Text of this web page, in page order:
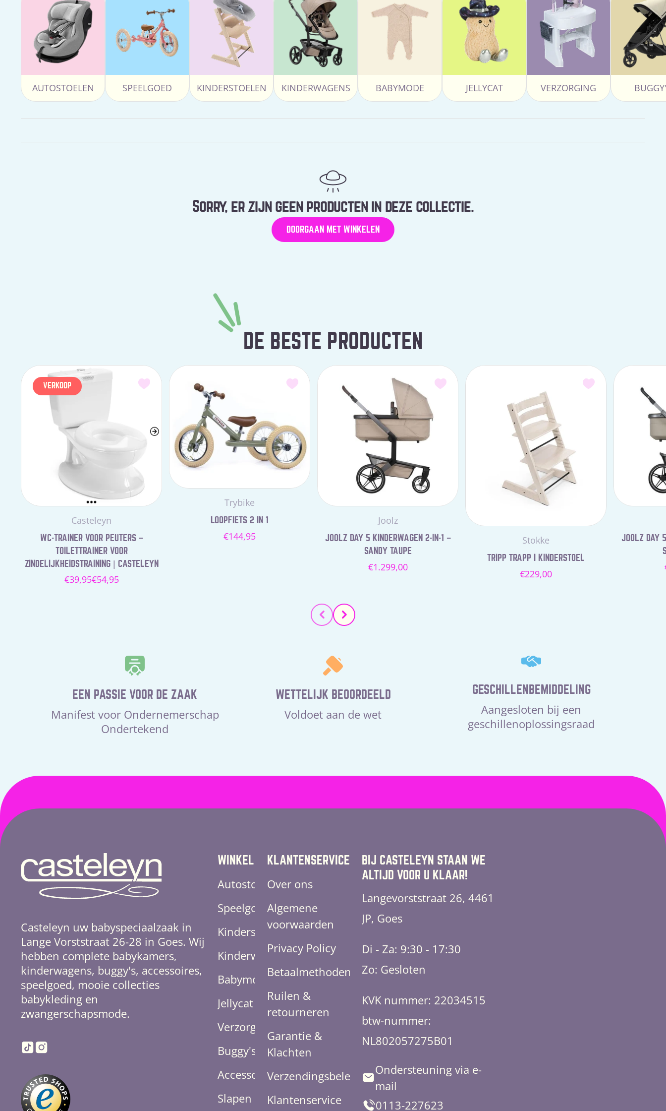
AUTOSTOELEN SPEELGOED KINDERSTOELEN KINDERWAGENS BABYMODE JELLYCAT VERZORGING
Sorry, er zijn geen producten in deze collectie.
DOORGAAN MET WINKELEN
DE BESTE PRODUCTEN
VERKOOP
Leverancier:
Casteleyn
WC-TRAINER VOOR PEUTERS –
TOILETTRAINER VOOR
ZINDELIJKHEIDSTRAINING | CASTELEYN
Verkoopprijs
€39,95Normale
€54,95
Leverancier:
Trybike
LOOPFIETS 2 IN 1
Normale
€144,95
Leverancier:
Joolz
JOOLZ DAY 5 KINDERWAGEN 2-IN-1 –
SANDY TAUPE
Normale
€1.299,00
Leverancier:
Stokke
TRIPP TRAPP I KINDERSTOEL
Normale
€229,00
JOOLZ DAY
EEN PASSIE VOOR DE ZAAK
Manifest voor Ondernemerschap
Ondertekend
WETTELIJK BEOORDEELD
Voldoet aan de wet
GESCHILLENBEMIDDELING
Aangesloten bij een
geschillenoplossingsraad
Casteleyn uw babyspeciaalzaak in
Lange Vorststraat 26-28 in Goes. Wij
hebben complete babykamers,
kinderwagens, buggy's, accessoires,
speelgoed, mooie collecties
babykleding en
zwangerschapsmode.
TikTokInstagram
WINKEL
Autostoelen
Speelgoed
Kinderstoelen
Kinderwagens
Babymode
Jellycat
Verzorging
Buggy's
Accessoires
Slapen
KLANTENSERVICE
Over ons
Algemene
voorwaarden
Privacy Policy
Betaalmethoden
Ruilen &
retourneren
Garantie &
Klachten
Verzendingsbeleid
Klantenservice
BIJ CASTELEYN STAAN WE
ALTIJD VOOR U KLAAR!
Langevorststraat 26, 4461
JP, Goes
Di - Za: 9:30 - 17:30
Zo: Gesloten
KVK nummer: 22034515
btw-nummer:
NL802057275B01
Ondersteuning via e-
mail
0113-227623